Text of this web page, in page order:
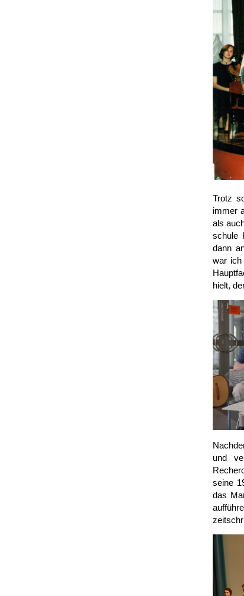
Trotz
immer
als
schule
dann
war ich
hielt,
und
seine
das